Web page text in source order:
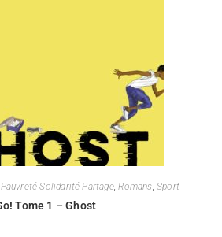
Pauvreté-Solidarité-Partage,Romans, Sport
Tome 1 – Ghost